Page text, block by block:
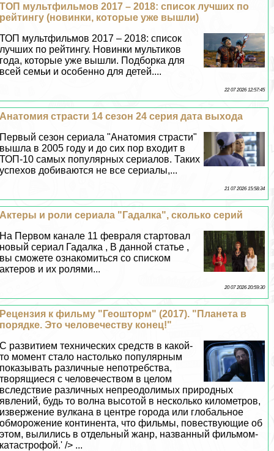
ТОП мультфильмов 2017 – 2018: список лучших по
рейтингу (новинки, которые уже вышли)
ТОП мультфильмов 2017 – 2018: список
лучших по рейтингу. Новинки мультиков
года, которые уже вышли. Подборка для
всей семьи и особенно для детей....
22 07 2026 12:57:45
Анатомия страсти 14 сезон 24 серия дата выхода
Первый сезон сериала "Анатомия страсти"
вышла в 2005 году и до сих пор входит в
ТОП-10 самых популярных сериалов. Таких
успехов добиваются не все сериалы,...
21 07 2026 15:58:34
Актеры и роли сериала "Гадалка", сколько серий
На Первом канале 11 февраля стартовал
новый сериал Гадалка , В данной статье ,
вы сможете ознакомиться со списком
актеров и их ролями...
20 07 2026 20:59:30
Рецензия к фильму "Геошторм" (2017). "Планета в
порядке. Это человечеству конец!"
С развитием технических средств в какой-
то момент стало настолько популярным
показывать различные непотребства,
творящиеся с человечеством в целом
вследствие различных непреодолимых природных
явлений, будь то волна высотой в несколько километров,
извержение вулкана в центре города или глобальное
обморожение континента, что фильмы, повествующие об
этом, вылились в отдельный жанр, названный фильмом-
катастрофой.' /> ...